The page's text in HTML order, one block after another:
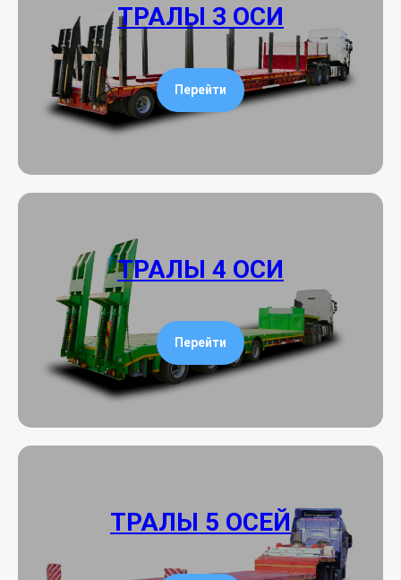
ТРАЛЫ 3 ОСИ
Перейти
ТРАЛЫ 4 ОСИ
Перейти
ТРАЛЫ 5 ОСЕЙ